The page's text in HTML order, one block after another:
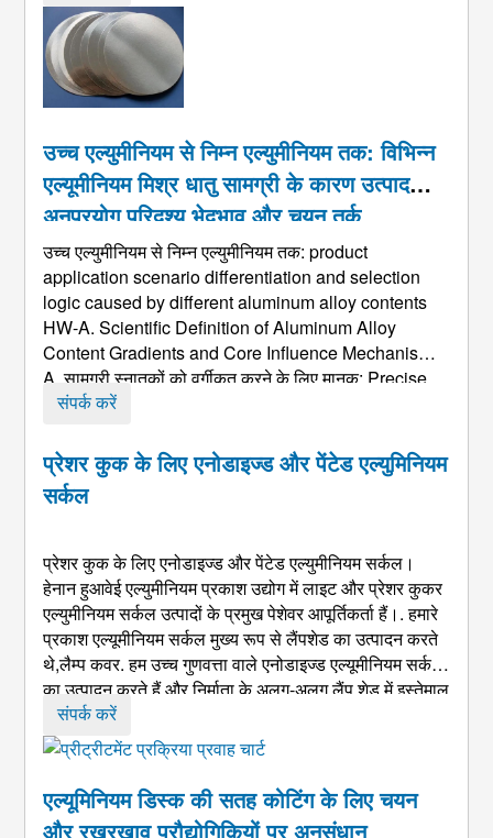
उच्च एल्युमीनियम से निम्न एल्युमीनियम तक: विभिन्न
एल्यूमीनियम मिश्र धातु सामग्री के कारण उत्पाद
अनुप्रयोग परिदृश्य भेदभाव और चयन तर्क
उच्च एल्युमीनियम से निम्न एल्युमीनियम तक:product
application scenario differentiation and selection
logic caused by different aluminum alloy contents
HW-A.Scientific Definition of Aluminum Alloy
Content Gradients and Core Influence Mechanisms
A . सामग्री स्नातकों को वर्गीकृत करने के लिए मानक: Precise
Definition Based on Composition and Standard
indicator, संयुक्त वाई ...
संपर्क करें
प्रेशर कुक के लिए एनोडाइज्ड और पेंटेड एल्युमिनियम
सर्कल
प्रेशर कुक के लिए एनोडाइज्ड और पेंटेड एल्युमीनियम सर्कल।
हेनान हुआवेई एल्युमीनियम प्रकाश उद्योग में लाइट और प्रेशर कुकर
एल्युमीनियम सर्कल उत्पादों के प्रमुख पेशेवर आपूर्तिकर्ता हैं।. हमारे
प्रकाश एल्यूमीनियम सर्कल मुख्य रूप से लैंपशेड का उत्पादन करते
थे,लैम्प कवर. हम उच्च गुणवत्ता वाले एनोडाइज्ड एल्यूमीनियम सर्कल
का उत्पादन करते हैं और निर्माता के अलग-अलग लैंप शेड में इस्तेमाल
किए गए चित्रित एल्यूमीनियम सर्कल का उत्पादन करते हैं , जैसे
recessed lighti ...
संपर्क करें
एल्यूमिनियम डिस्क की सतह कोटिंग के लिए चयन
और रखरखाव प्रौद्योगिकियों पर अनुसंधान